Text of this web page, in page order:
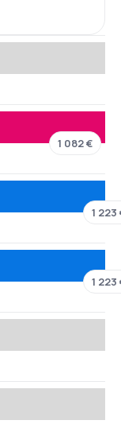
1 082 €
1 223
1 223